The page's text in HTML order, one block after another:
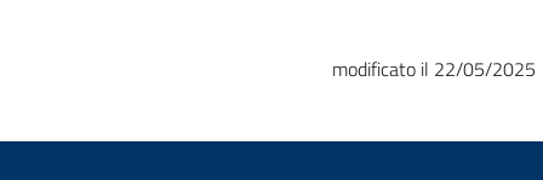
modificato il 22/05/2025